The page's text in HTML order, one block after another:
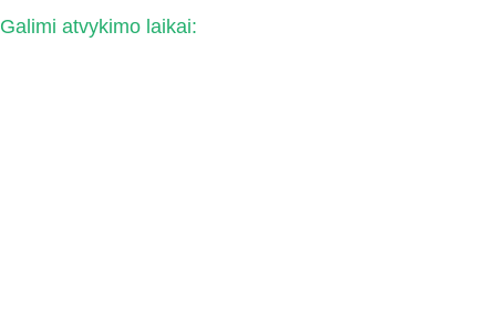
Galimi atvykimo laikai: